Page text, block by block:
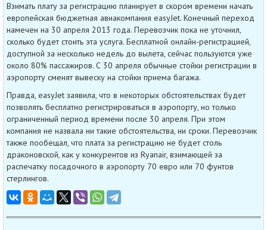
Взимать плату за регистрацию планирует в скором времени начать
европейская бюджетная авиакомпания easyJet. Конечный переход
намечен на 30 апреля 2013 года. Перевозчик пока не уточнил,
сколько будет стоить эта услуга. Бесплатной онлайн-регистрацией,
доступной за несколько недель до вылета, сейчас пользуются уже
около 80% пассажиров. С 30 апреля обычные стойки регистрации в
аэропорту сменят вывеску на стойки приема багажа.
Правда, easyJet заявила, что в некоторых обстоятельствах будет
позволять бесплатно регистрироваться в аэропорту, но только
ограниченный период времени после 30 апреля. При этом
компания не назвала ни такие обстоятельства, ни сроки. Перевозчик
также пообещал, что плата за регистрацию не будет столь
драконовской, как у конкурентов из Ryanair, взимающей за
распечатку посадочного в аэропорту 70 евро или 70 фунтов
стерлингов.